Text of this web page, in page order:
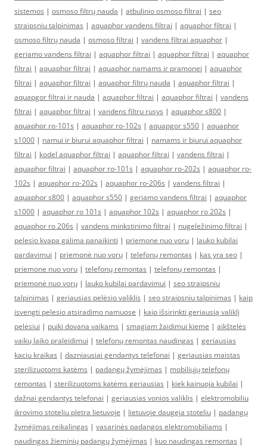
sistemos | osmoso filtrų nauda | atbulinio osmoso filtrai | seo
straipsniu talpinimas | aquaphor vandens filtrai | aquaphor filtrai |
osmoso filtrų nauda | osmoso filtrai | vandens filtrai aquaphor |
geriamo vandens filtrai | aquaphor filtrai | aquaphor filtrai | aquaphor
filtrai | aquaphor filtrai | aquaphor namams ir pramonei | aquaphor
filtrai | aquaphor filtrai | aquaphor filtrų nauda | aquaphor filtrai |
aquapgor filtrai ir nauda | aquaphor filtrai | aquaphor filtrai | vandens
filtrai | aquaphor filtrai | vandens filtru rusys | aquaphor s800 |
aquaphor ro-101s | aquaphor ro-102s | aquapgor s550 | aquaphor
s1000 | namui ir biurui aquaphor filtrai | namams ir biurui aquaphor
filtrai | kodel aquaphor filtrai | aquaphor filtrai | vandens filtrai |
aquaphor filtrai | aquaphor ro-101s | aquaphor ro-202s | aquaphor ro-
102s | aquaphor ro-202s | aquaphor ro-206s | vandens filtrai |
aquaphor s800 | aquaphor s550 | geriamo vandens filtrai | aquaphor
s1000 | aquaphor ro 101s | aquaphor 102s | aquaphor ro 202s |
aquaphor ro 206s | vandens minkstinimo filtrai | nugeležinimo filtrai |
pelesio kvapa galima panaikinti | priemone nuo voru | lauko kubilai
pardavimui | priemonė nuo vorų | telefonų remontas | kas yra seo |
priemone nuo voru | telefonų remontas | telefonų remontas |
priemonė nuo vorų | lauko kubilai pardavimui | seo straipsniu
talpinimas | geriausias pelėsio valiklis | seo straipsniu talpinimas | kaip
isvengti pelesio atsiradimo namuose | kaip išsirinkti geriausią valiklį
pelėsiui | puiki dovana vaikams | smagiam žaidimui kieme | aikštelės
vaikų laiko praleidimui | telefonų remontas naudingas | geriausias
kaciu kraikas | dazniausiai gendantys telefonai | geriausias maistas
sterilizuotoms katėms | padangų žymėjimas | mobiliųjų telefonų
remontas | sterilizuotoms katėms geriausias | kiek kainuoja kubilai |
dažnai gendantys telefonai | geriausias vonios valiklis | elektromobiliu
ikrovimo stoteliu pletra lietuvoje | lietuvoje daugeja stoteliu | padangų
žymėjimas reikalingas | vasarinės padangos elektromobiliams |
naudingas žieminių padangų žymėjimas | kuo naudingas remontas |